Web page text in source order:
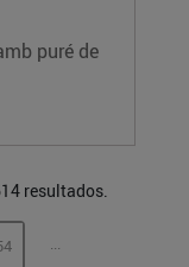
puré de
resultados.
PÁGINA
...PÁGINAS